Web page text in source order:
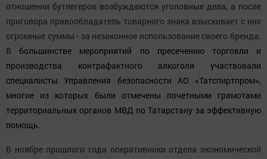
отношении бутлегеров возбуждаются уголовные дела, а после
приговора правообладатель товарного знака взыскивает с них
огромные суммы - за незаконное использование своего бренда.
Вбольшинстве мероприятий по пресечению торговли и
производства контрафактного алкоголя участвовали
специалисты Управления безопасности АО «Татспиртпром»,
многие из которых были отмечены почетными грамотами
территориальных органов МВД по Татарстану за эффективную
помощь.
В ноябре прошлого года оперативники отдела экономической